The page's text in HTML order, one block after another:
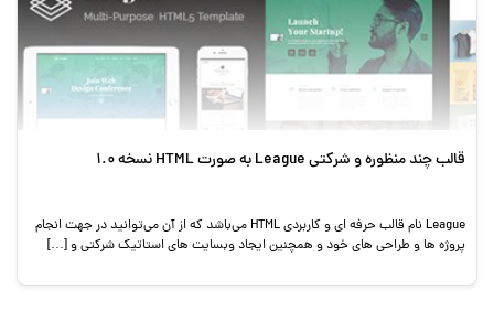
قالب چند منظوره و شرکتی League به صورت HTML نسخه 1.0
League نام قالب حرفه ای و کاربردی HTML می‌باشد که از آن می‌توانید در جهت انجام
پروژه ها و طراحی های خود و همچنین ایجاد وبسایت های استاتیک شرکتی و […]